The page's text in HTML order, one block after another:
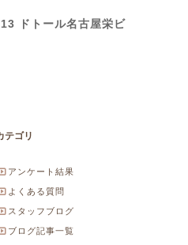
ドトール名古屋栄ビ
テゴリ
アンケート結果
よくある質問
スタッフブログ
ブログ記事一覧